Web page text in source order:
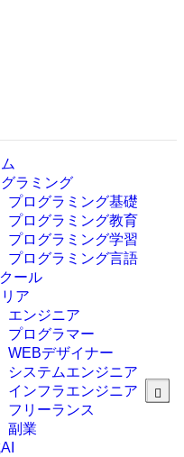
ラミング
プログラミング基礎
プログラミング教育
プログラミング学習
プログラミング言語
C言語
C#
VBA
Go言語
Kotlin
Java
JavaScript
ール
ア
エンジニア
プログラマー
WEBデザイナー
システムエンジニア
インフラエンジニア
フリーランス
副業